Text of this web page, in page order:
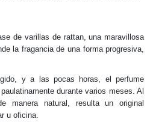
de varillas de rattan, una maravillosa
la fragancia de una forma progresiva,
y a las pocas horas, el perfume
durante varios meses. Al
manera natural, resulta un original
u oficina.